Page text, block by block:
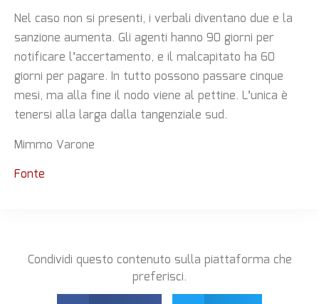
Nel caso non si presenti, i verbali diventano due e la
sanzione aumenta. Gli agenti hanno 90 giorni per
notificare l’accertamento, e il malcapitato ha 60
giorni per pagare. In tutto possono passare cinque
mesi, ma alla fine il nodo viene al pettine. L’unica è
tenersi alla larga dalla tangenziale sud.
Mimmo Varone
Fonte
Condividi questo contenuto sulla piattaforma che
preferisci.